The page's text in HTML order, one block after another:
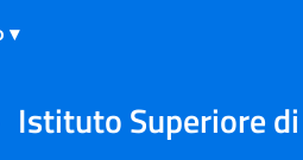
Istituto Superiore